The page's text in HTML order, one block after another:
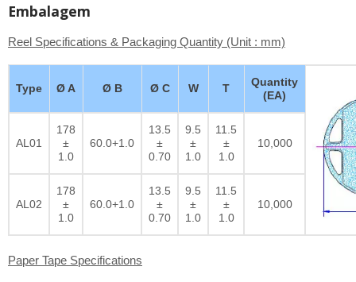
Embalagem
Reel Specifications & Packaging Quantity (Unit : mm)
Type Ø A Ø B Ø C W T
Quantity
(EA)
AL01
178
±
1.0
60.0+1.0
13.5
±
0.70
9.5
±
1.0
11.5
±
1.0
10,000
AL02
178
±
1.0
60.0+1.0
13.5
±
0.70
9.5
±
1.0
11.5
±
1.0
10,000
Paper Tape Specifications